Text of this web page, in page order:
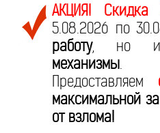
АКЦИЯ!
5.08.2026 по
работу, но
механизмы.
Предоставляем
максимальной
от взлома!